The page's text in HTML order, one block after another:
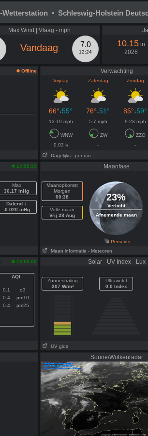
Wetterstation • Schleswig-Holstein
Max Wind | Vlaag - mph
7.0
12:24
Vandaag 10.15 in
2026
Offline Verwachting
Vrijdag
Zaterdag Zondag
66°↓55° 76°↓51° 85°↓59°
13-19 mph 5-7 mph 9-23 mph
WNW ZW ZZO
0.02 in - -
Dagelijks - per uur
14:58:39
Max
30.17 inHg
Dalend ↓
-0.020 inHg
Maanfase
Maanopkomst
Morgen
00:38
Volle maan
Vrij 28 Aug
23%
Verlicht
Afnemende maan
Perseids
Maan informatie - Meteoren
13:00:00
AQI:
0.1
o3
0.4
pm10
0.4
pm25
Solar - UV-Index - Lux
Zonnestraling
207 W/m²
Ultraviolet
0.0 Index
UV gids
Sonne/Wolkenradar